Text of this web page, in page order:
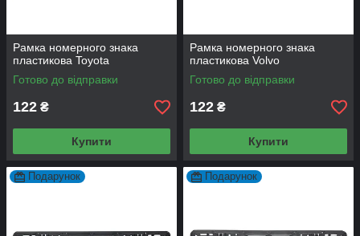
Рамка номерного знака
пластикова Toyota
Готово до відправки
122 ₴
Купити
Рамка номерного знака
пластикова Volvo
Готово до відправки
122 ₴
Купити
Подарунок Подарунок